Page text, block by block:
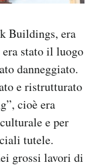
Buildings, era
stato il luogo
danneggiato.
e ristrutturato
cioè era
e per
tutele.
grossi lavori di